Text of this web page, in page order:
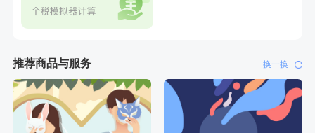
推荐商品与服务 换一换